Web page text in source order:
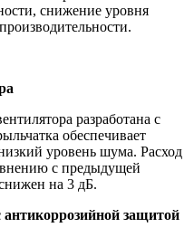
снижение уровня
разработана с
обеспечивает
уровень шума. Расход
с предыдущей
на 3 дБ.
защитой